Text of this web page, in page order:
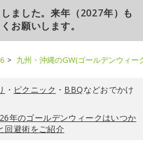
ました。来年（2027年）も
お願いします。
九州・沖縄のGW(ゴールデンウィ
・ ピクニック ・ BBQなどおでかけ
年のゴールデンウィークはいつか
回避術をご紹介